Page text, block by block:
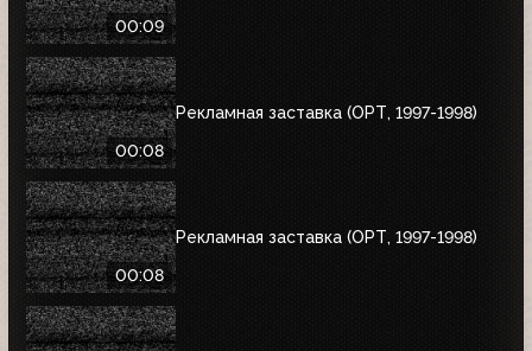
00:09
00:08
Рекламная заставка (ОРТ, 1997-1998)
00:08
Рекламная заставка (ОРТ, 1997-1998)